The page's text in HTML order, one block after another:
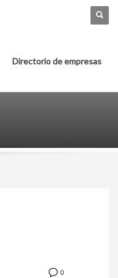
Directorio de empresas
0